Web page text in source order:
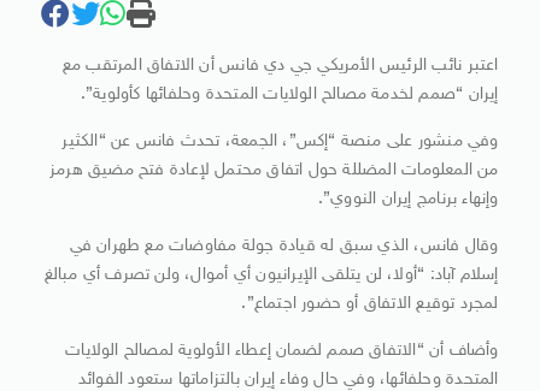
اعتبر نائب الرئيس الأمريكي جي دي فانس أن الاتفاق المرتقب مع
إيران “صمم لخدمة مصالح الولايات المتحدة وحلفائها كأولوية”.
وفي منشور على منصة “إكس”، الجمعة، تحدث فانس عن “الكثير
من المعلومات المضللة حول اتفاق محتمل لإعادة فتح مضيق هرمز
وإنهاء برنامج إيران النووي”.
وقال فانس، الذي سبق له قيادة جولة مفاوضات مع طهران في
إسلام آباد: “أولا، لن يتلقى الإيرانيون أي أموال، ولن تصرف أي مبالغ
لمجرد توقيع الاتفاق أو حضور اجتماع”.
وأضاف أن “الاتفاق صمم لضمان إعطاء الأولوية لمصالح الولايات
المتحدة وحلفائها، وفي حال وفاء إيران بالتزاماتها ستعود الفوائد